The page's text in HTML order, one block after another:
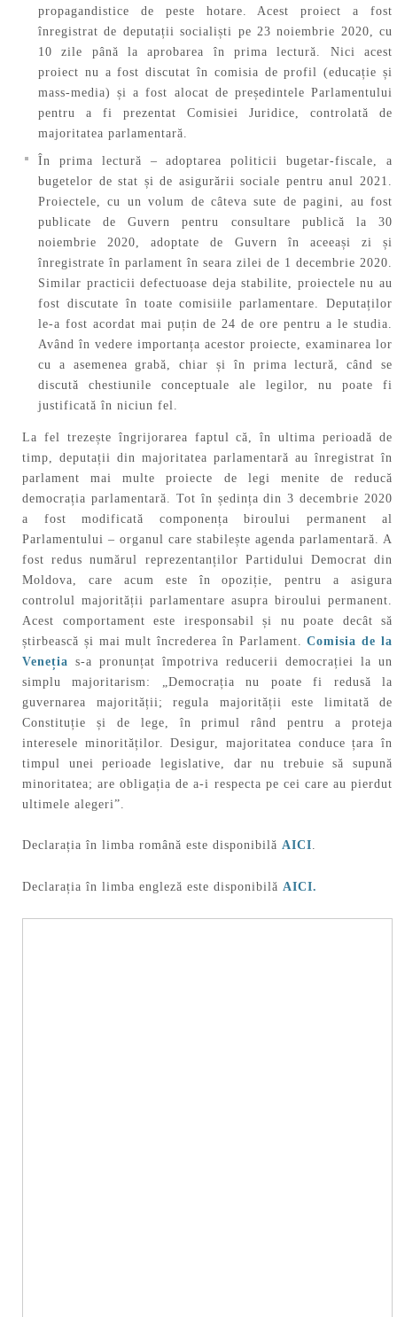
propagandistice de peste hotare. Acest proiect a fost
înregistrat de deputații socialiști pe 23 noiembrie 2020, cu
10 zile până la aprobarea în prima lectură. Nici acest
proiect nu a fost discutat în comisia de profil (educație și
mass-media) și a fost alocat de președintele Parlamentului
pentru a fi prezentat Comisiei Juridice, controlată de
majoritatea parlamentară.
În prima lectură – adoptarea politicii bugetar-fiscale, a
bugetelor de stat și de asigurării sociale pentru anul 2021.
Proiectele, cu un volum de câteva sute de pagini, au fost
publicate de Guvern pentru consultare publică la 30
noiembrie 2020, adoptate de Guvern în aceeași zi și
înregistrate în parlament în seara zilei de 1 decembrie 2020.
Similar practicii defectuoase deja stabilite, proiectele nu au
fost discutate în toate comisiile parlamentare. Deputaților
le-a fost acordat mai puțin de 24 de ore pentru a le studia.
Având în vedere importanța acestor proiecte, examinarea lor
cu a asemenea grabă, chiar și în prima lectură, când se
discută chestiunile conceptuale ale legilor, nu poate fi
justificată în niciun fel.
La fel trezește îngrijorarea faptul că, în ultima perioadă de
timp, deputații din majoritatea parlamentară au înregistrat în
parlament mai multe proiecte de legi menite de reducă
democrația parlamentară. Tot în ședința din 3 decembrie 2020
a fost modificată componența biroului permanent al
Parlamentului – organul care stabilește agenda parlamentară. A
fost redus numărul reprezentanților Partidului Democrat din
Moldova, care acum este în opoziție, pentru a asigura
controlul majorității parlamentare asupra biroului permanent.
Acest comportament este iresponsabil și nu poate decât să
știrbească și mai mult încrederea în Parlament.Comisia de la
Veneția s-a pronunțat împotriva reducerii democrației la un
simplu majoritarism: „Democrația nu poate fi redusă la
guvernarea majorității; regula majorității este limitată de
Constituție și de lege, în primul rând pentru a proteja
interesele minorităților. Desigur, majoritatea conduce țara în
timpul unei perioade legislative, dar nu trebuie să supună
minoritatea; are obligația de a-i respecta pe cei care au pierdut
ultimele alegeri”.
Declarația în limba română este disponibilă AICI.
Declarația în limba engleză este disponibilă AICI.